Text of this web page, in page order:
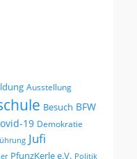
Ausstellung
Besuch BFW
19 Demokratie
Jufi
PfunzKerle e.V. Politik